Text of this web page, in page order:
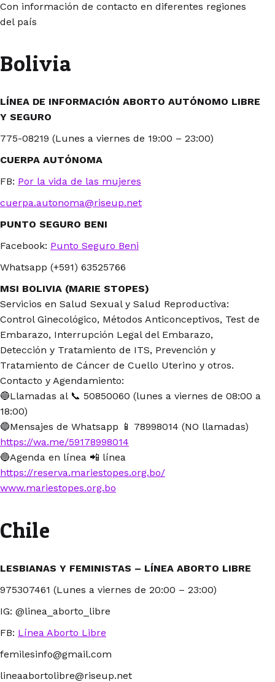
Con información de contacto en diferentes regiones
del país
Bolivia
LÍNEA DE INFORMACIÓN ABORTO AUTÓNOMO LIBRE
Y SEGURO
775-08219 (Lunes a viernes de 19:00 – 23:00)
CUERPA AUTÓNOMA
FB: Por la vida de las mujeres
cuerpa.autonoma@riseup.net
PUNTO SEGURO BENI
Facebook: Punto Seguro Beni
Whatsapp (+591) 63525766
MSI BOLIVIA (MARIE STOPES)
Servicios en Salud Sexual y Salud Reproductiva:
Control Ginecológico, Métodos Anticonceptivos, Test de
Embarazo, Interrupción Legal del Embarazo,
Detección y Tratamiento de ITS, Prevención y
Tratamiento de Cáncer de Cuello Uterino y otros.
Contacto y Agendamiento:
🔵Llamadas al 📞 50850060 (lunes a viernes de 08:00 a
18:00)
🔵Mensajes de Whatsapp 📱 78998014 (NO llamadas)
https://wa.me/59178998014
🔵Agenda en línea 📲 línea
https://reserva.mariestopes.org.bo/
www.mariestopes.org.bo
Chile
LESBIANAS Y FEMINISTAS – LÍNEA ABORTO LIBRE
975307461 (Lunes a viernes de 20:00 – 23:00)
IG: @linea_aborto_libre
FB: Línea Aborto Libre
femilesinfo@gmail.com
lineaabortolibre@riseup.net